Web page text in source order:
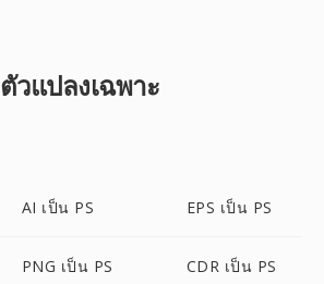
ตัวแปลงเฉพาะ
AI เป็น PS EPS เป็น PS
PNG เป็น PS CDR เป็น PS